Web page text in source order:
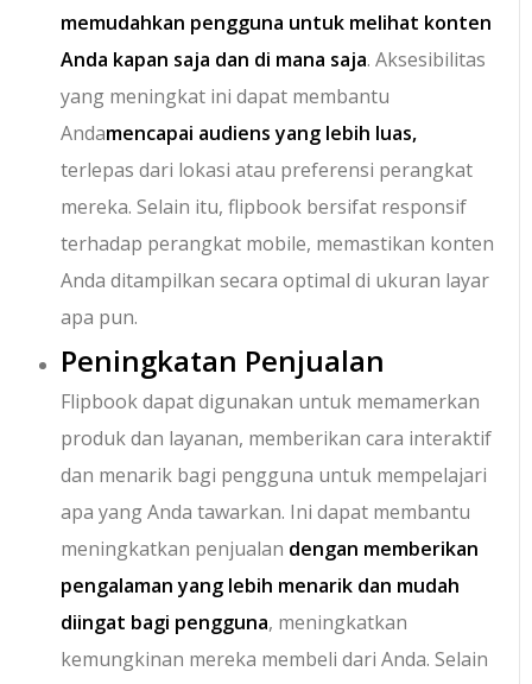
memudahkan pengguna untuk melihat konten
Anda kapan saja dan di mana saja. Aksesibilitas
yang meningkat ini dapat membantu
Andamencapai audiens yang lebih luas,
terlepas dari lokasi atau preferensi perangkat
mereka. Selain itu, flipbook bersifat responsif
terhadap perangkat mobile, memastikan konten
Anda ditampilkan secara optimal di ukuran layar
apa pun.
Peningkatan Penjualan
Flipbook dapat digunakan untuk memamerkan
produk dan layanan, memberikan cara interaktif
dan menarik bagi pengguna untuk mempelajari
apa yang Anda tawarkan. Ini dapat membantu
meningkatkan penjualan dengan memberikan
pengalaman yang lebih menarik dan mudah
diingat bagi pengguna, meningkatkan
kemungkinan mereka membeli dari Anda. Selain